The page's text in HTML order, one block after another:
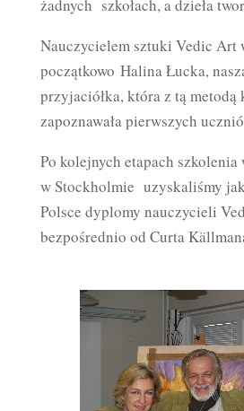
żadnych szkołach, a dzieła
Nauczycielem sztuki Vedic Art
początkowo Halina Łucka,
przyjaciółka, która z tą metodą
zapoznawała pierwszych
Po kolejnych etapach
w Stockholmie uzyskaliśmy
Polsce dyplomy nauczycieli
bezpośrednio od Curta